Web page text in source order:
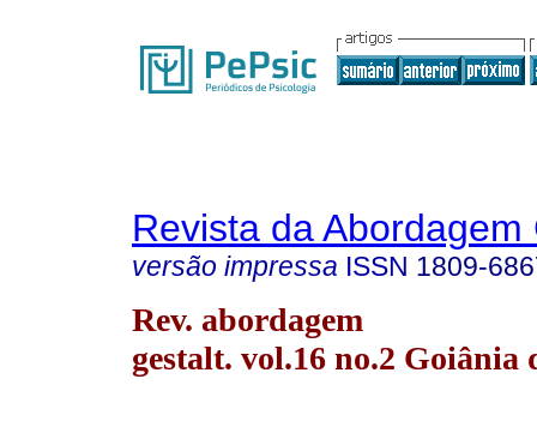
Revista da Abordagem
versão impressa ISSN 1809-
Rev. abordagem
gestalt. vol.16 no.2 Goiânia